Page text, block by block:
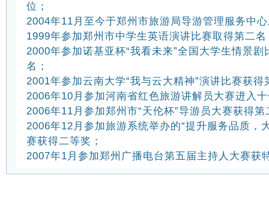
位；
2004年11月至今于郑州市旅游局导游管理服务中
1999年参加郑州市中学生英语演讲比赛取得第二名
2000年参加诺基亚杯“我看未来”全国大学生情景
名；
2001年参加云南大学“我与云大精神”演讲比赛获得
2006年10月参加河南省红色旅游讲解员大赛进入
2006年11月参加郑州市“天伦杯”导游员大赛获得第
2006年12月参加旅游系统举办的“提升服务品质，
赛获得二等奖；
2007年1月参加郑州广播电台第五届主持人大赛